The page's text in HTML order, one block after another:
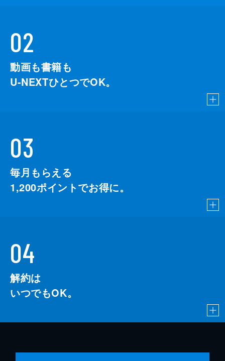
02
動画も書籍も
U-NEXTひとつでOK。
03
毎月もらえる
1,200ポイントでお得に。
04
解約は
いつでもOK。